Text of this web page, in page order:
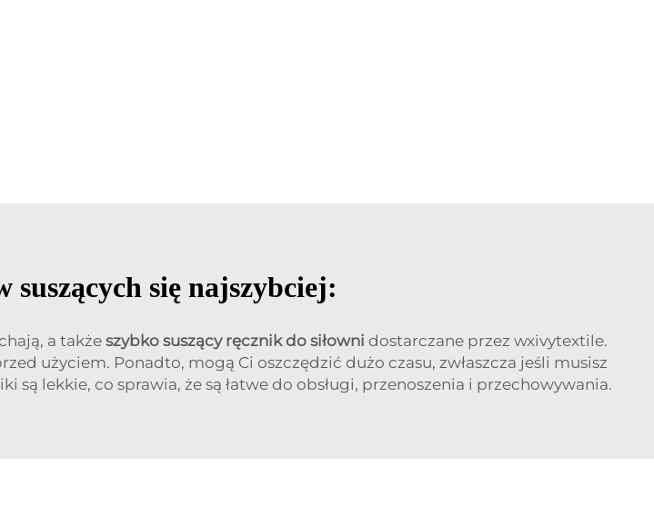
suszących się najszybciej:
a także szybko suszący ręcznik do siłowni dostarczane przez wxivytextile.
użyciem. Ponadto, mogą Ci oszczędzić dużo czasu, zwłaszcza jeśli musisz
lekkie, co sprawia, że są łatwe do obsługi, przenoszenia i przechowywania.